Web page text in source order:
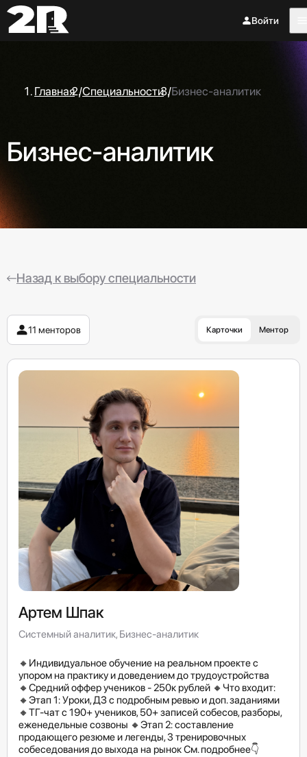
Войти
Главная /Специальности /Бизнес-аналитик
Бизнес-аналитик
Назад к выбору специальности
11 менторов Карточки Ментор
Артем Шпак
Системный аналитик, Бизнес-аналитик
🔸Индивидуальное обучение на реальном проекте с
упором на практику и доведением до трудоустройства
🔸Средний оффер учеников - 250к рублей 🔸Что входит:
🔸Этап 1: Уроки, ДЗ с подробным ревью и доп. заданиями
🔸ТГ-чат с 190+ учеников, 50+ записей собесов, разборы,
еженедельные созвоны 🔸Этап 2: составление
продающего резюме и легенды, 3 тренировочных
собеседования до выхода на рынок См. подробнее👇